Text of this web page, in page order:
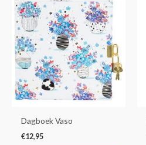
Dagboek Vaso
€12,95